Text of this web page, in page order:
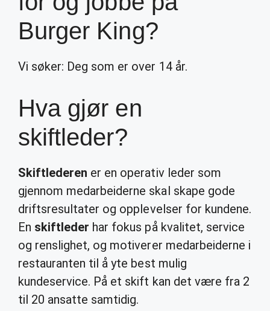
Burger King?
Vi søker: Deg som er over 14 år.
Hva gjør en
skiftleder?
Skiftlederen er en operativ leder som
gjennom medarbeiderne skal skape gode
driftsresultater og opplevelser for kundene.
En skiftleder har fokus på kvalitet, service
og renslighet, og motiverer medarbeiderne i
restauranten til å yte best mulig
kundeservice. På et skift kan det være fra 2
til 20 ansatte samtidig.